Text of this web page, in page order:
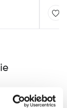
33%